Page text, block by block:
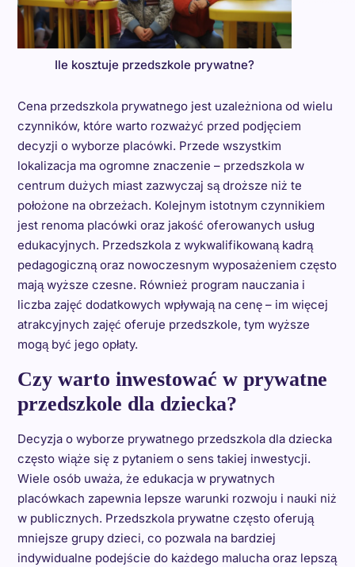
Ile kosztuje przedszkole prywatne?
Cena przedszkola prywatnego jest uzależniona od wielu
czynników, które warto rozważyć przed podjęciem
decyzji o wyborze placówki. Przede wszystkim
lokalizacja ma ogromne znaczenie – przedszkola w
centrum dużych miast zazwyczaj są droższe niż te
położone na obrzeżach. Kolejnym istotnym czynnikiem
jest renoma placówki oraz jakość oferowanych usług
edukacyjnych. Przedszkola z wykwalifikowaną kadrą
pedagogiczną oraz nowoczesnym wyposażeniem często
mają wyższe czesne. Również program nauczania i
liczba zajęć dodatkowych wpływają na cenę – im więcej
atrakcyjnych zajęć oferuje przedszkole, tym wyższe
mogą być jego opłaty.
Czy warto inwestować w prywatne
przedszkole dla dziecka?
Decyzja o wyborze prywatnego przedszkola dla dziecka
często wiąże się z pytaniem o sens takiej inwestycji.
Wiele osób uważa, że edukacja w prywatnych
placówkach zapewnia lepsze warunki rozwoju i nauki niż
w publicznych. Przedszkola prywatne często oferują
mniejsze grupy dzieci, co pozwala na bardziej
indywidualne podejście do każdego malucha oraz lepszą